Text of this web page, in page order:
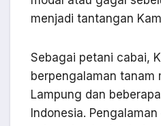
menjadi tantangan
Sebagai petani cabai,
berpengalaman tanam
Lampung dan
Indonesia.